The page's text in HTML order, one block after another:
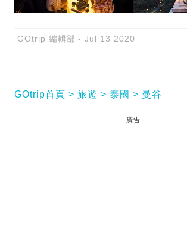
GOtrip 編輯部 Jul 13 2020
GOtrip首頁 旅遊 泰國 曼谷
廣告